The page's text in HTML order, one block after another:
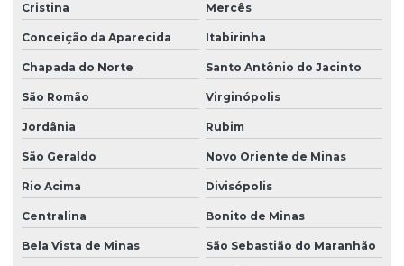
Cristina Mercês
Conceição da Aparecida Itabirinha
Chapada do Norte Santo Antônio do Jacinto
São Romão Virginópolis
Jordânia Rubim
São Geraldo Novo Oriente de Minas
Rio Acima Divisópolis
Centralina Bonito de Minas
Bela Vista de Minas São Sebastião do Maranhão